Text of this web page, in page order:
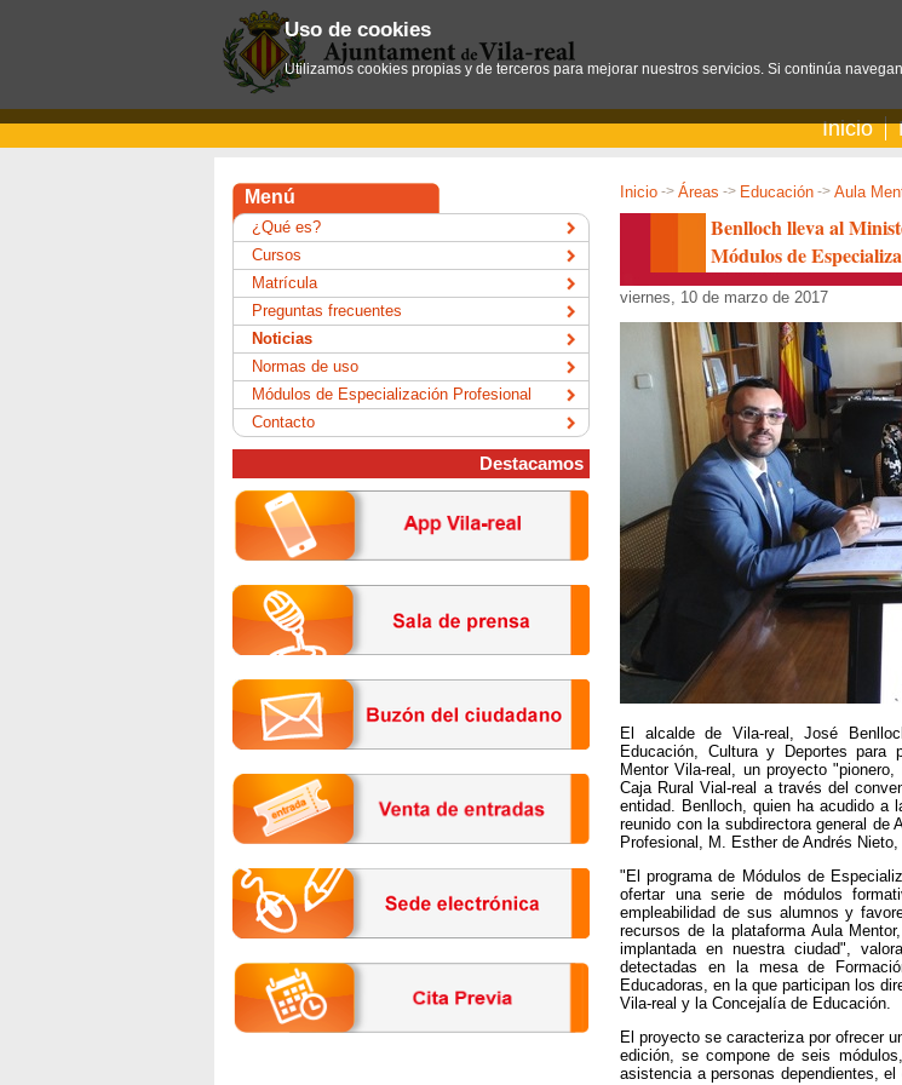
Inicio
Inicio -> Áreas -> Educación -> Aula
Benlloch lleva al
Módulos de
viernes, 10 de marzo de 2017
El alcalde de Vila-real, José
Educación, Cultura y Deportes para
Mentor Vila-real, un proyecto
Caja Rural Vial-real a través del
entidad. Benlloch, quien ha acudido a
reunido con la subdirectora general de
Profesional, M. Esther de Andrés
"El programa de Módulos de
ofertar una serie de módulos
empleabilidad de sus alumnos y
recursos de la plataforma Aula
implantada en nuestra ciudad",
detectadas en la mesa de
Educadoras, en la que participan los
Vila-real y la Concejalía de Educación.
El proyecto se caracteriza por ofrecer
edición, se compone de seis
asistencia a personas dependientes,
Menú
¿Qué es?
Cursos
Matrícula
Preguntas frecuentes
Noticias
Normas de uso
Módulos de Especialización Profesional
Contacto
Destacamos
Uso de cookies
Utilizamos cookies propias y de terceros para mejorar nuestros servicios. Si continúa